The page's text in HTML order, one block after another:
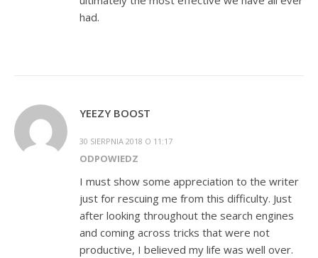
had.
YEEZY BOOST
30 SIERPNIA 2018 O 11:17
ODPOWIEDZ
I must show some appreciation to the writer
just for rescuing me from this difficulty. Just
after looking throughout the search engines
and coming across tricks that were not
productive, I believed my life was well over.